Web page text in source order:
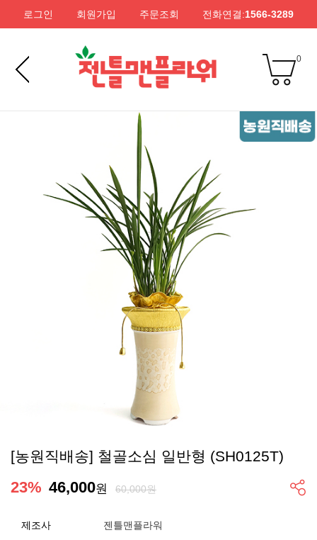
로그인 회원가입 주문조회 전화연결:1566-3289
0
[농원직배송] 철골소심 일반형 (SH0125T)
23% 46,000원 60,000원
제조사
젠틀맨플라워